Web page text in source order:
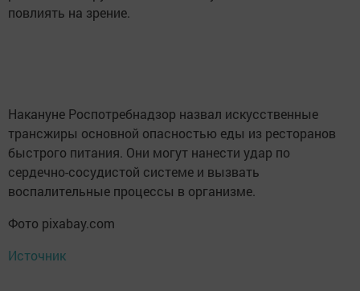
повлиять на зрение.
Накануне Роспотребнадзор назвал искусственные
трансжиры основной опасностью еды из ресторанов
быстрого питания. Они могут нанести удар по
сердечно-сосудистой системе и вызвать
воспалительные процессы в организме.
Фото pixabay.com
Источник